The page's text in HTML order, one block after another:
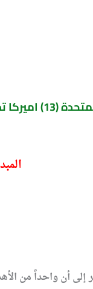
وهي تعدم الأطفال رسميّاً
إلى أن واحداً من